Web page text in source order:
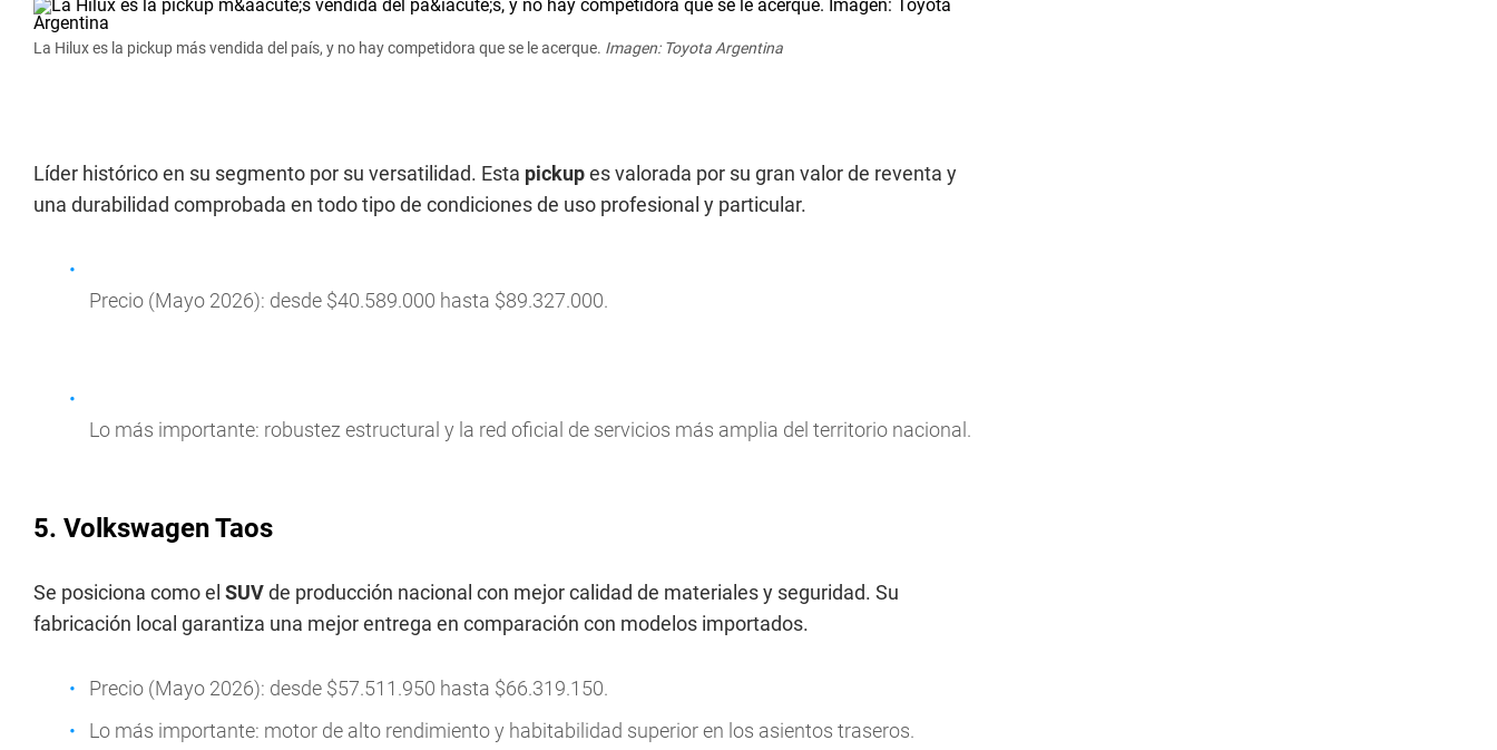
La Hilux es la pickup más vendida del país, y no hay competidora que se le acerque. Imagen: Toyota Argentina
Líder histórico en su segmento por su versatilidad. Esta pickupes valorada por su gran valor de reventa y
una durabilidad comprobada en todo tipo de condiciones de uso profesional y particular.
Precio (Mayo 2026): desde $40.589.000 hasta $89.327.000.
Lo más importante: robustez estructural y la red oficial de servicios más amplia del territorio nacional.
5. Volkswagen Taos
Se posiciona como el SUVde producción nacional con mejor calidad de materiales y seguridad. Su
fabricación local garantiza una mejor entrega en comparación con modelos importados.
Precio (Mayo 2026): desde $57.511.950 hasta $66.319.150.
Lo más importante: motor de alto rendimiento y habitabilidad superior en los asientos traseros.